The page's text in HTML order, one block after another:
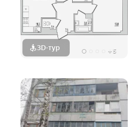
3D-тур + 5